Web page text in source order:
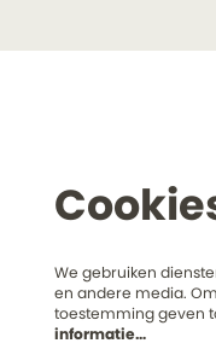
We gebruiken
en andere media.
toestemming geven
informatie…